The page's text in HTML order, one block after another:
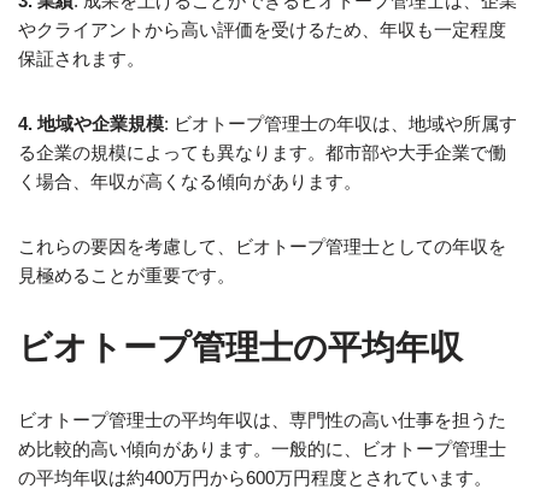
やクライアントから高い評価を受けるため、年収も一定程度
保証されます。
4. 地域や企業規模: ビオトープ管理士の年収は、地域や所属す
る企業の規模によっても異なります。都市部や大手企業で働
く場合、年収が高くなる傾向があります。
これらの要因を考慮して、ビオトープ管理士としての年収を
見極めることが重要です。
ビオトープ管理士の平均年収
ビオトープ管理士の平均年収は、専門性の高い仕事を担うた
め比較的高い傾向があります。一般的に、ビオトープ管理士
の平均年収は約400万円から600万円程度とされています。